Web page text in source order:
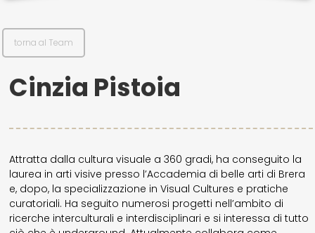
torna al Team
Cinzia Pistoia
Attratta dalla cultura visuale a 360 gradi, ha conseguito la
laurea in arti visive presso l’Accademia di belle arti di Brera
e, dopo, la specializzazione in Visual Cultures e pratiche
curatoriali. Ha seguito numerosi progetti nell’ambito di
ricerche interculturali e interdisciplinari e si interessa di tutto